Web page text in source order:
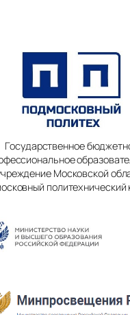
Государственное
Московской
политехнический